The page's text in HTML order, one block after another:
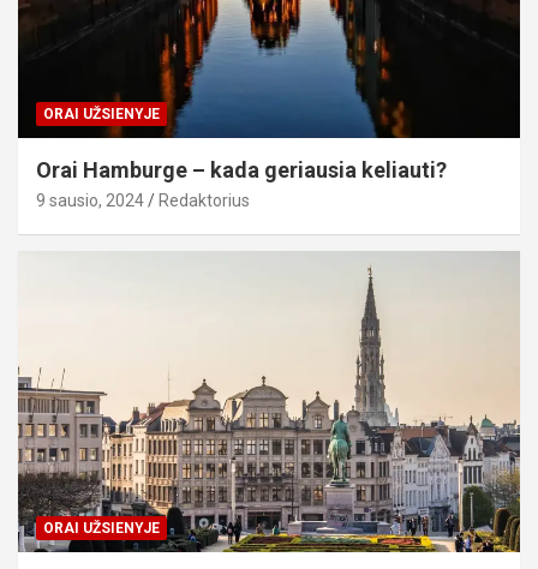
ORAI UŽSIENYJE
Orai Hamburge – kada geriausia keliauti?
9 sausio, 2024 Redaktorius
ORAI UŽSIENYJE